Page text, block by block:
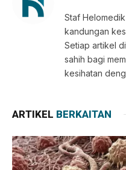
Staf
kandungan
Setiap artikel
sahih bagi
kesihatan
ARTIKEL BERKAITAN